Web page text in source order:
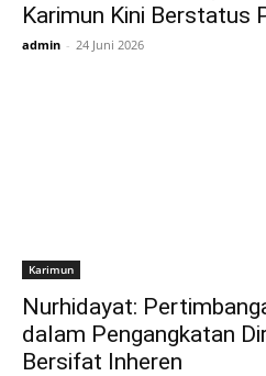
Karimun Kini Berstatus
admin - 24 Juni 2026
Karimun
Nurhidayat:
dalam Pengangkatan
Bersifat Inheren